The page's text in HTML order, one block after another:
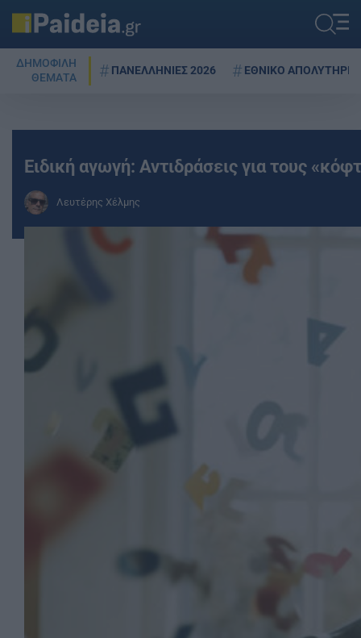
ΔΗΜΟΦΙΛΗ
ΘΕΜΑΤΑ
ΠΑΝΕΛΛΗΝΙΕΣ 2026 ΕΘΝΙΚΟ ΑΠΟΛΥΤΗΡΙΟ
Ειδική αγωγή: Αντιδράσεις για τους
Λευτέρης Χέλμης